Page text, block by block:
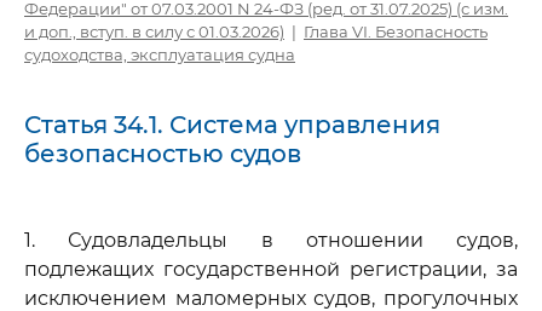
Федерации" от 07.03.2001 N 24-ФЗ (ред. от 31.07.2025) (с изм.
и доп., вступ. в силу с 01.03.2026) | Глава VI. Безопасность
судоходства, эксплуатация судна
Статья 34.1. Система управления
безопасностью судов
1. Судовладельцы в отношении судов,
подлежащих государственной регистрации, за
исключением маломерных судов, прогулочных